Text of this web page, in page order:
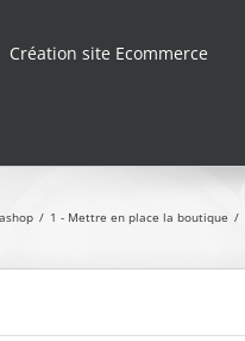
Création site Ecommerce
/ 1 - Mettre en place la boutique /